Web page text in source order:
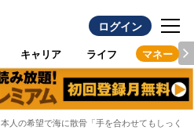
ログイン
キャリア ライフ マネー
本人の希望で海に散骨「手を合わせてもしっく